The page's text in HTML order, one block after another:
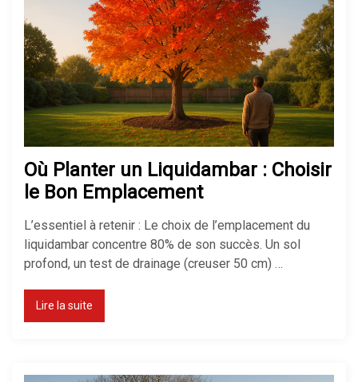
Comment isoler un sol froid sans
tout casser chez soi
Réussir son isolation de mur
mince pour gagner de la place
Où Planter un Liquidambar : Choisir
le Bon Emplacement
L’essentiel à retenir : Le choix de l’emplacement du
liquidambar concentre 80% de son succès. Un sol
profond, un test de drainage (creuser 50 cm) …
Lire la suite